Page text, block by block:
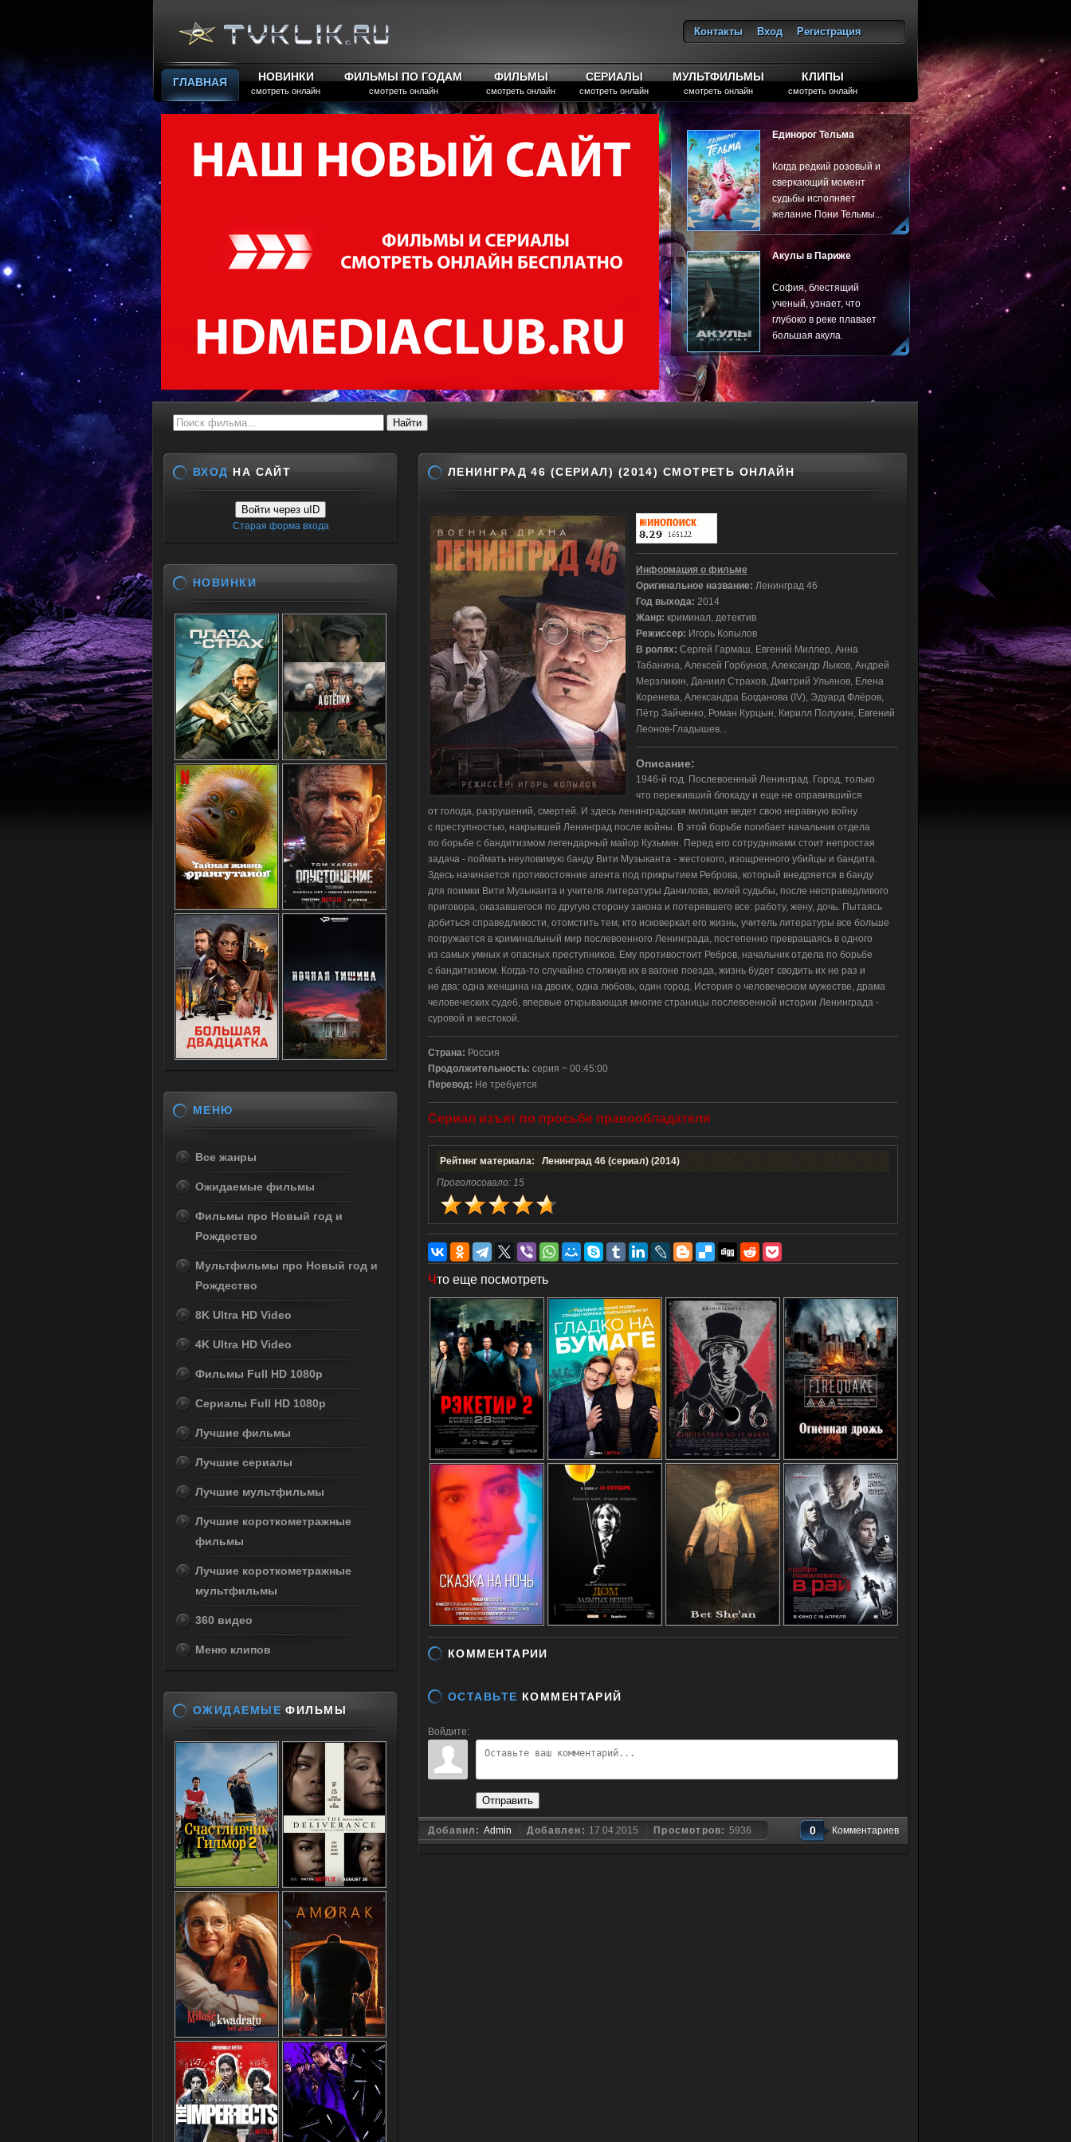
Контакты Вход
Регистрация
ГЛАВНАЯ НОВИНКИ
смотреть онлайн
ФИЛЬМЫ ПО ГОДАМ
смотреть онлайн
ФИЛЬМЫ
смотреть онлайн
СЕРИАЛЫ
смотреть онлайн
МУЛЬТФИЛЬМЫ
смотреть онлайн
КЛИПЫ
смотреть онлайн
Единорог Тельма
Когда редкий розовый и
сверкающий момент
судьбы исполняет
желание Пони Тельмы...
Акулы в Париже
София, блестящий
ученый, узнает, что
глубоко в реке плавает
большая акула.
ЛЕНИНГРАД 46 (СЕРИАЛ) (2014) СМОТРЕТЬ ОНЛАЙН
Информация о фильме
Оригинальное название: Ленинград 46
Год выхода: 2014
Жанр: криминал, детектив
Режиссер: Игорь Копылов
В ролях: Сергей Гармаш, Евгений Миллер, Анна
Табанина, Алексей Горбунов, Александр Лыков, Андрей
Мерзликин, Даниил Страхов, Дмитрий Ульянов, Елена
Коренева, Александра Богданова (IV), Эдуард Флёров,
Пётр Зайченко, Роман Курцын, Кирилл Полухин, Евгений
Леонов-Гладышев...
Описание:
1946-й год. Послевоенный Ленинград. Город, только
что переживший блокаду и еще не оправившийся
от голода, разрушений, смертей. И здесь ленинградская милиция ведет свою неравную войну
с преступностью, накрывшей Ленинград после войны. В этой борьбе погибает начальник отдела
по борьбе с бандитизмом легендарный майор Кузьмин. Перед его сотрудниками стоит непростая
задача - поймать неуловимую банду Вити Музыканта - жестокого, изощренного убийцы и бандита.
Здесь начинается противостояние агента под прикрытием Реброва, который внедряется в банду
для поимки Вити Музыканта и учителя литературы Данилова, волей судьбы, после несправедливого
приговора, оказавшегося по другую сторону закона и потерявшего все: работу, жену, дочь. Пытаясь
добиться справедливости, отомстить тем, кто исковеркал его жизнь, учитель литературы все больше
погружается в криминальный мир послевоенного Ленинграда, постепенно превращаясь в одного
из самых умных и опасных преступников. Ему противостоит Ребров, начальник отдела по борьбе
с бандитизмом. Когда-то случайно столкнув их в вагоне поезда, жизнь будет сводить их не раз и
не два: одна женщина на двоих, одна любовь, один город. История о человеческом мужестве, драма
человеческих судеб, впервые открывающая многие страницы послевоенной истории Ленинграда -
суровой и жестокой.
Страна: Россия
Продолжительность: серия ~ 00:45:00
Перевод: Не требуется
Сериал изъят по просьбе правообладателя
Рейтинг материала: Ленинград 46 (сериал) (2014)
Проголосовало: 15
Что еще посмотреть
КОММЕНТАРИИ
ОСТАВЬТЕ КОММЕНТАРИЙ
Войдите:
Отправить
Добавил: Admin Добавлен: 17.04.2015 Просмотров: 5936 0 Комментариев
ВХОД НА САЙТ
Войти через uID
Старая форма входа
НОВИНКИ
МЕНЮ
Все жанры
Ожидаемые фильмы
Фильмы про Новый год и
Рождество
Мультфильмы про Новый год и
Рождество
8K Ultra HD Video
4K Ultra HD Video
Фильмы Full HD 1080p
Сериалы Full HD 1080p
Лучшие фильмы
Лучшие сериалы
Лучшие мультфильмы
Лучшие короткометражные
фильмы
Лучшие короткометражные
мультфильмы
360 видео
Меню клипов
ОЖИДАЕМЫЕ ФИЛЬМЫ